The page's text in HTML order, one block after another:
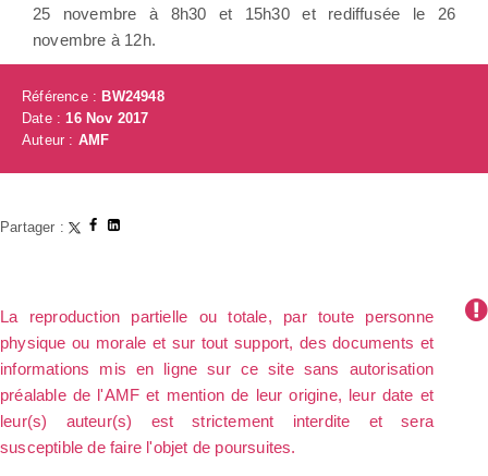
25 novembre à 8h30 et 15h30 et rediffusée le 26
novembre à 12h.
Référence : BW24948
Date :16 Nov 2017
Auteur : AMF
Partager :
La reproduction partielle ou totale, par toute personne
physique ou morale et sur tout support, des documents et
informations mis en ligne sur ce site sans autorisation
préalable de l'AMF et mention de leur origine, leur date et
leur(s) auteur(s) est strictement interdite et sera
susceptible de faire l'objet de poursuites.